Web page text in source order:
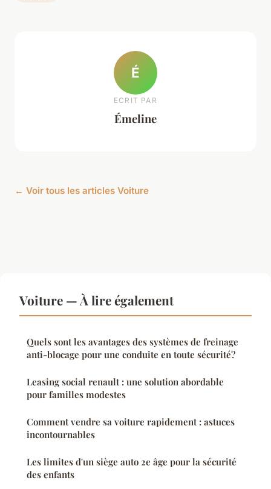
É
ECRIT PAR
Émeline
← Voir tous les articles Voiture
Voiture — À lire également
Quels sont les avantages des systèmes de freinage
anti-blocage pour une conduite en toute sécurité?
Leasing social renault : une solution abordable
pour familles modestes
Comment vendre sa voiture rapidement : astuces
incontournables
Les limites d'un siège auto 2e âge pour la sécurité
des enfants